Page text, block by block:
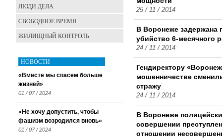
25 / 11 / 2014
В Воронеже задержана
убийство 6-месячного
24 / 11 / 2014
Гендиректору
мошенничестве
стражу
24 / 11 / 2014
В Воронеже
совершении
отношении
ЛЮДИ ДЕЛА
СВОБОДНОЕ ВРЕМЯ
ЖИЛИЩНЫЙ КОНТРОЛЬ
НОВОСТИ
«Вместе мы спасем больше
жизней»
01 / 07 / 2024
«Не хочу допустить, чтобы
фашизм возродился вновь»
01 / 07 / 2024